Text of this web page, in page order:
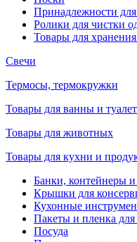
Принадлежности
Ролики для чистки
Товары для
Свечи
Термосы, термокружки
Товары для ванны и
Товары для животных
Товары для кухни и
Банки, контейнеры и
Крышки для
Кухонные
Пакеты и пленка для
Посуда